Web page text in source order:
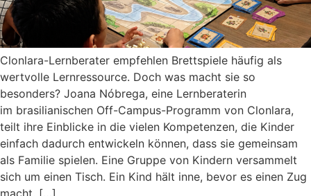
Clonlara-Lernberater empfehlen Brettspiele häufig als
wertvolle Lernressource. Doch was macht sie so
besonders? Joana Nóbrega, eine Lernberaterin
im brasilianischen Off-Campus-Programm von Clonlara,
teilt ihre Einblicke in die vielen Kompetenzen, die Kinder
einfach dadurch entwickeln können, dass sie gemeinsam
als Familie spielen. Eine Gruppe von Kindern versammelt
sich um einen Tisch. Ein Kind hält inne, bevor es einen Zug